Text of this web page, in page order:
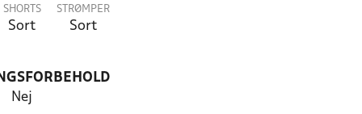
SHORTS
Sort
STRØMPER
Sort
Nej